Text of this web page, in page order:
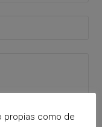
propias como de